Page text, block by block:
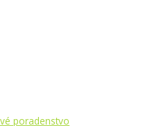
poradenstvo